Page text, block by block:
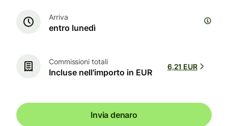
Arriva
entro lunedì
Commissioni totali
Incluse nell'importo in EUR
6,21 EUR
Invia denaro